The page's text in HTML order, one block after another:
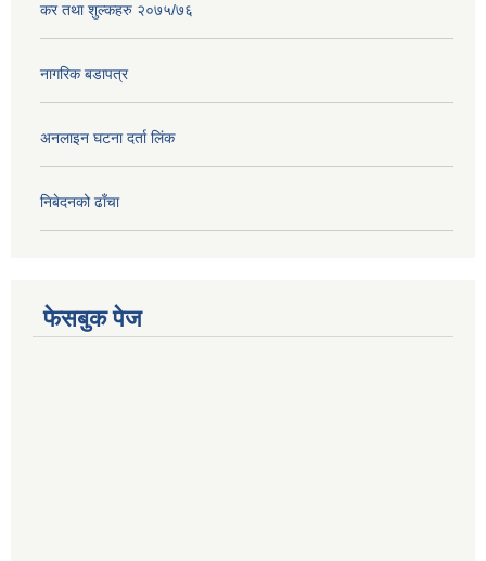
कर तथा शुल्कहरु २०७५/७६
नागरिक बडापत्र
अनलाइन घटना दर्ता लिंक
निबेदनको ढाँचा
फेसबुक पेज